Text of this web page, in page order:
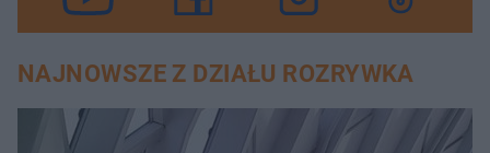
NAJNOWSZE Z DZIAŁU ROZRYWKA